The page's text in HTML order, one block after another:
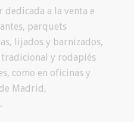
a la venta e
parquets
lijados y barnizados,
y rodapiés
como en oficinas y
Madrid,